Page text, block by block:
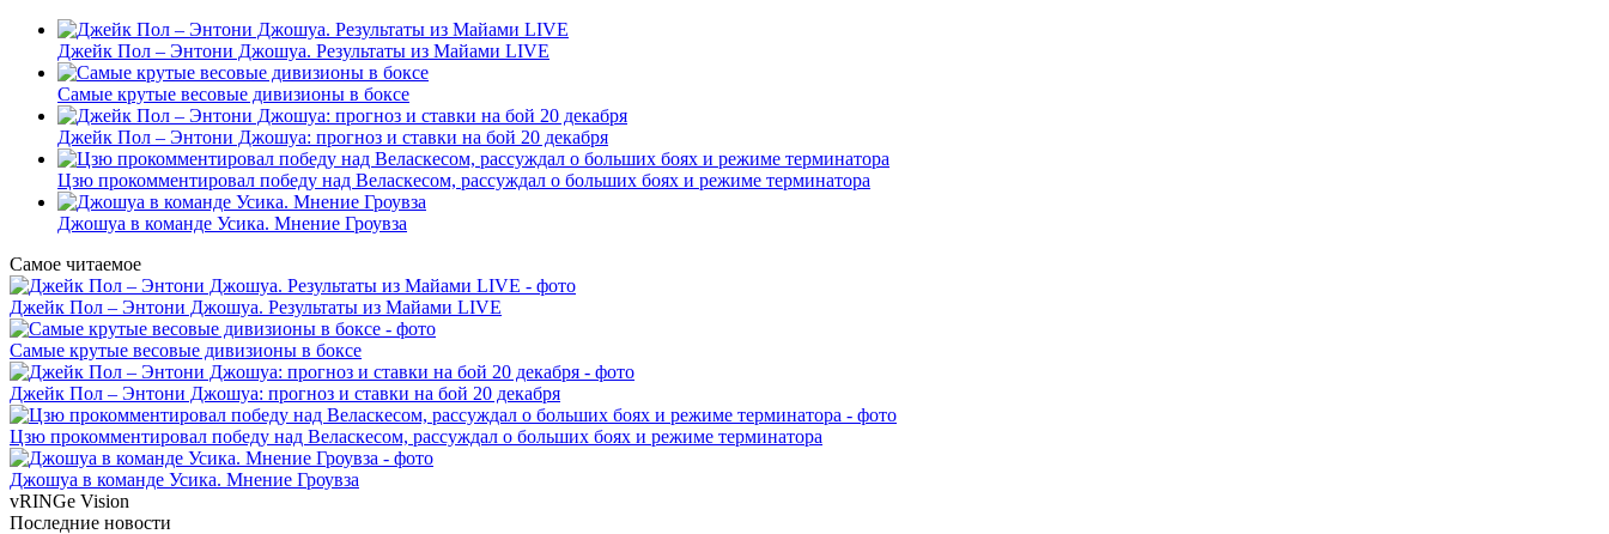
Джейк Пол – Энтони Джошуа. Результаты из Майами LIVE
Самые крутые весовые дивизионы в боксе
Джейк Пол – Энтони Джошуа: прогноз и ставки на бой 20 декабря
Цзю прокомментировал победу над Веласкесом, рассуждал о больших боях и режиме терминатора
Джошуа в команде Усика. Мнение Гроувза
Самое читаемое
Джейк Пол – Энтони Джошуа. Результаты из Майами LIVE
Самые крутые весовые дивизионы в боксе
Джейк Пол – Энтони Джошуа: прогноз и ставки на бой 20 декабря
Цзю прокомментировал победу над Веласкесом, рассуждал о больших боях и режиме терминатора
Джошуа в команде Усика. Мнение Гроувза
vRINGe Vision
Последние новости